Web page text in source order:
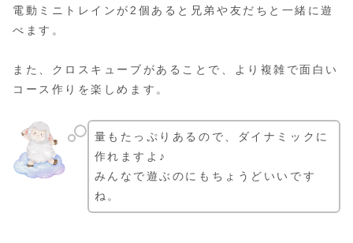
電動ミニトレインが2個あると兄弟や友だちと一緒に遊
べます。
また、クロスキューブがあることで、より複雑で面白い
コース作りを楽しめます。
量もたっぷりあるので、ダイナミックに
作れますよ♪
みんなで遊ぶのにもちょうどいいです
ね。